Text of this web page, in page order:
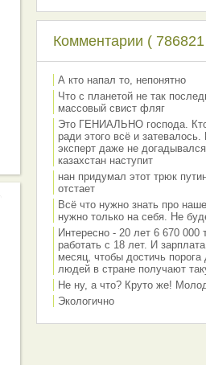
Комментарии (
А кто напал то, непонятно
Что с планетой не так
массовый свист фляг
Это ГЕНИАЛЬНО господа.
ради этого всё и
эксперт даже не
казахстан наступит
нан придумал этот трюк
отстает
Всё что нужно знать про
нужно только на себя. Не
Интересно - 20 лет 6 670 000
работать с 18 лет. И
месяц, чтобы достичь порога
людей в стране получают
Не ну, а что? Круто же!
Экологично